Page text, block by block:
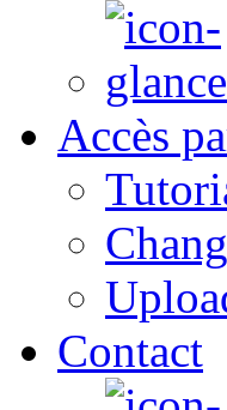
Accès
Contact